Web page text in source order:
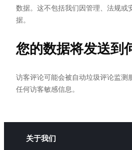
数据。这不包括我们因管理、法规或
据。
您的数据将发送到
访客评论可能会被自动垃圾评论监测
任何访客敏感信息。
关于我们